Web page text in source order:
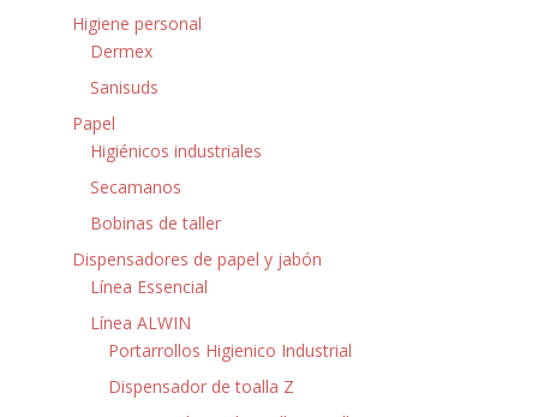
Higiene personal
Dermex
Sanisuds
Papel
Higiénicos industriales
Secamanos
Bobinas de taller
Dispensadores de papel y jabón
Línea Essencial
Línea ALWIN
Portarrollos Higienico Industrial
Dispensador de toalla Z